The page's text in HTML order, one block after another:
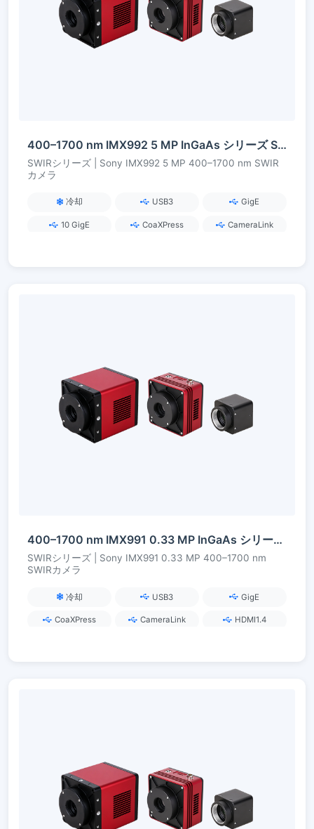
400–1700 nm IMX992 5 MP InGaAs シリーズ SWIR カメラ
SWIRシリーズ | Sony IMX992 5 MP 400–1700 nm SWIR
カメラ
冷却 USB3 GigE
10 GigE CoaXPress CameraLink
400–1700 nm IMX991 0.33 MP InGaAs シリーズ SWIR カメラ
SWIRシリーズ | Sony IMX991 0.33 MP 400–1700 nm
SWIRカメラ
冷却 USB3 GigE
CoaXPress CameraLink HDMI1.4